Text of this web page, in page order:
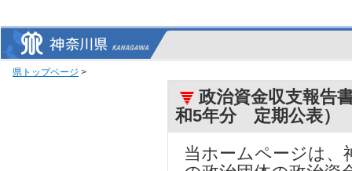
県トップページ >
政治資金収支報告
和5年分 定期公表）
当ホームページは、